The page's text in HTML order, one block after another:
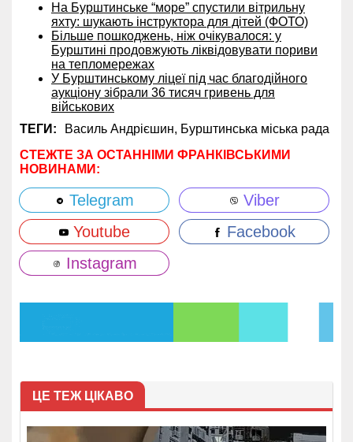
На Бурштинське “море” спустили вітрильну
яхту: шукають інструктора для дітей (ФОТО)
Більше пошкоджень, ніж очікувалося: у
Бурштині продовжують ліквідовувати пориви
на тепломережах
У Бурштинському ліцеї під час благодійного
аукціону зібрали 36 тисяч гривень для
військових
ТЕГИ:
Василь Андрієшин, Бурштинська міська рада
СТЕЖТЕ ЗА ОСТАННІМИ ФРАНКІВСЬКИМИ
НОВИНАМИ:
Telegram
Viber
Youtube
Facebook
Instagram
ЦЕ ТЕЖ ЦІКАВО